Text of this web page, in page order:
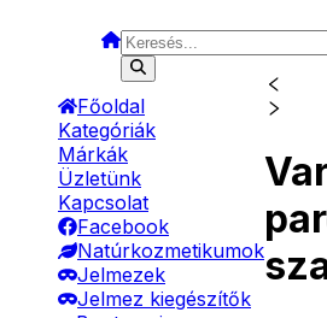
Főoldal
Kategóriák
Márkák
Üzletünk
Kapcsolat
Facebook
Natúrkozmetikumok
Jelmezek
Jelmez kiegészítők